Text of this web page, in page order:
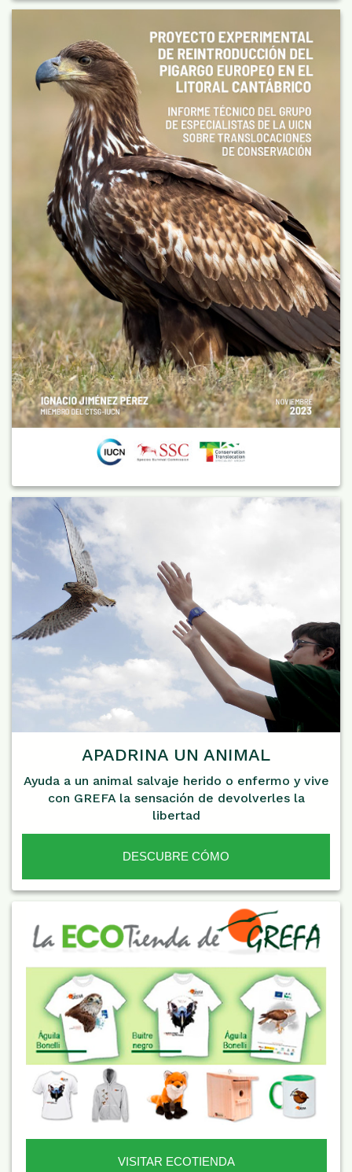
APADRINA UN ANIMAL
Ayuda a un animal salvaje herido o enfermo y vive
con GREFA la sensación de devolverles la
libertad
DESCUBRE CÓMO
VISITAR ECOTIENDA